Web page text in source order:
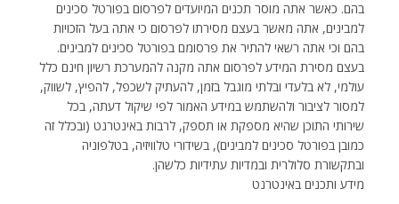
בהם. כאשר אתה מוסר תכנים המיועדים לפרסום בפורטל סכינים
למבינים, אתה מאשר בעצם מסירתו לפרסום כי אתה בעל הזכויות
בהם וכי אתה רשאי להתיר את פרסומם בפורטל סכינים למבינים.
בעצם מסירת המידע לפרסום אתה מקנה להמערכת רשיון חינם כלל
עולמי, לא בלעדי ובלתי מוגבל בזמן, להעתיק לשכפל, להפיץ, לשווק,
למסור לציבור ולהשתמש במידע האמור לפי שיקול דעתה, בכל
שירותי התוכן שהיא מספקת או תספק, לרבות באינטרנט (ובכלל זה
כמובן בפורטל סכינים למבינים), בשידורי טלוויזיה, בטלפוניה
ובתקשורת סלולרית ובמדיות עתידיות כלשהן.
מידע ותכנים באינטרנט